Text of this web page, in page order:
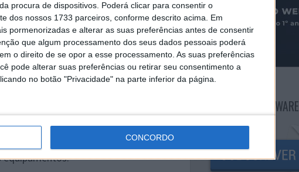
procura de dispositivos. Poderá clicar para consentir o
dos nossos 1733 parceiros, conforme descrito acima. Em
pormenorizadas e alterar as suas preferências antes de consentir
que algum processamento dos seus dados pessoais poderá
o direito de se opor a esse processamento. As suas preferências
pode alterar suas preferências ou retirar seu consentimento a
no botão "Privacidade" na parte inferior da página.
CONCORDO
basta rodar o pulso para também
Este movimento era já usado
semanas, sendo disponibilizada
equipamentos.
NEWSLETTER PPLWARE